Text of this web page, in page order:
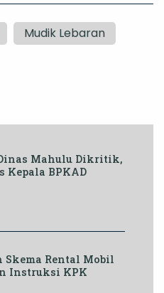
Mudik Lebaran
Mahulu Dikritik,
Kepala BPKAD
Rental Mobil
Instruksi KPK